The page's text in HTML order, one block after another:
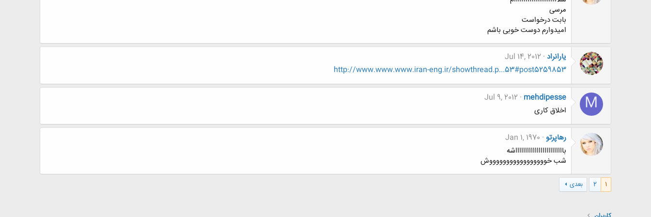
مرسی
بابت درخواست
امیدوارم دوست خوبی باشم
یارانراد Jul 14, 2012
http://www.www.www.iran-eng.ir/showthread.p...53#post5259853
M
mehdipesse
Jul 9, 2012
اخلاق کاری
رهاپرتو Jan 1, 1970
باااااااااااااااااااااااااشه
شب خوووووووووووووووووش
1
2 بعدی